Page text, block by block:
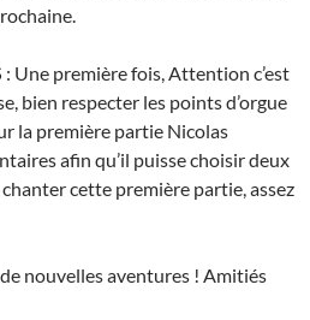
: Une première fois, Attention c’est
bien respecter les points d’orgue
la première partie Nicolas
afin qu’il puisse choisir deux
cette première partie, assez
nouvelles aventures ! Amitiés